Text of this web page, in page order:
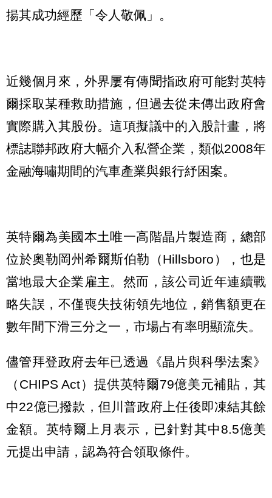
揚其成功經歷「令人敬佩」。
近幾個月來，外界屢有傳聞指政府可能對英特
爾採取某種救助措施，但過去從未傳出政府會
實際購入其股份。這項擬議中的入股計畫，將
標誌聯邦政府大幅介入私營企業，類似2008年
金融海嘯期間的汽車產業與銀行紓困案。
英特爾為美國本土唯一高階晶片製造商，總部
位於奧勒岡州希爾斯伯勒（Hillsboro），也是
當地最大企業雇主。然而，該公司近年連續戰
略失誤，不僅喪失技術領先地位，銷售額更在
數年間下滑三分之一，市場占有率明顯流失。
儘管拜登政府去年已透過《晶片與科學法案》
（CHIPS Act）提供英特爾79億美元補貼，其
中22億已撥款，但川普政府上任後即凍結其餘
金額。英特爾上月表示，已針對其中8.5億美
元提出申請，認為符合領取條件。